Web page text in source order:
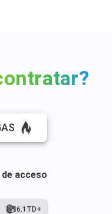
acceso
6.1TD+